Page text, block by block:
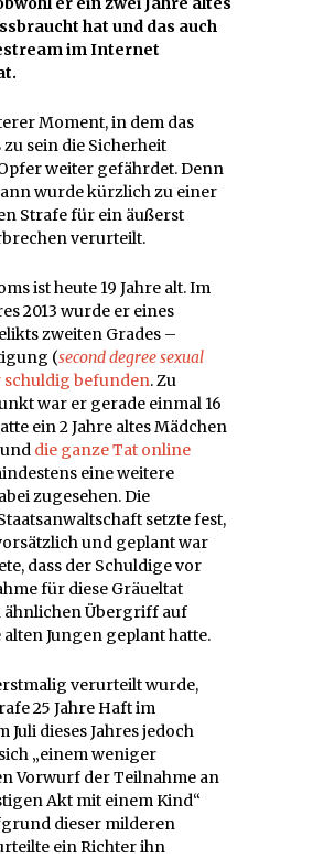
hat und das auch
im Internet
Moment, in dem das
sein die Sicherheit
weiter gefährdet. Denn
wurde kürzlich zu einer
Strafe für ein äußerst
verurteilt.
ist heute 19 Jahre alt. Im
2013 wurde er eines
zweiten Grades –
(second degree sexual
befunden. Zu
war er gerade einmal 16
ein 2 Jahre altes Mädchen
die ganze Tat online
eine weitere
zugesehen. Die
setzte fest,
und geplant war
dass der Schuldige vor
für diese Gräueltat
ähnlichen Übergriff auf
alten Jungen geplant hatte.
verurteilt wurde,
25 Jahre Haft im
Juli dieses Jahres jedoch
„einem weniger
Vorwurf der Teilnahme an
Akt mit einem Kind“
dieser milderen
ein Richter ihn